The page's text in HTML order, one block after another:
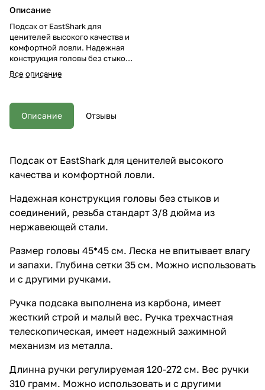
Описание
Подсак от EastShark для
ценителей высокого качества и
комфортной ловли. Надежная
конструкция головы без стыков
и соединений, резьба стандарт
3/8 дюйма из нержавеющей
Леска не впитывает влагу и
запахи. Глубина сетки 35 см.
Можно использовать и с
вес. Ручка трехчастная
телескопическая, имеет
из металла. Длинна ручки
регулируемая 120-272 см. Вес
ручки 310 грамм. Можно
использовать и с другими
прорезиненную рукоять для
лучшего удержания.
Специально разработан для
любителей фидерной и
подсака 465 грамм.
Все описание
Описание Отзывы
Подсак от EastShark для ценителей высокого
качества и комфортной ловли.
Надежная конструкция головы без стыков и
соединений, резьба стандарт 3/8 дюйма из
нержавеющей стали.
Размер головы 45*45 см. Леска не впитывает влагу
и запахи. Глубина сетки 35 см. Можно использовать
и с другими ручками.
Ручка подсака выполнена из карбона, имеет
жесткий строй и малый вес. Ручка трехчастная
телескопическая, имеет надежный зажимной
механизм из металла.
Длинна ручки регулируемая 120-272 см. Вес ручки
310 грамм. Можно использовать и с другими